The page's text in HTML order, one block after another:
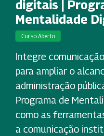
digitais |
Mentalidade
Curso Aberto
Integre
para ampliar o
administração
Programa de
como as
a comunicação